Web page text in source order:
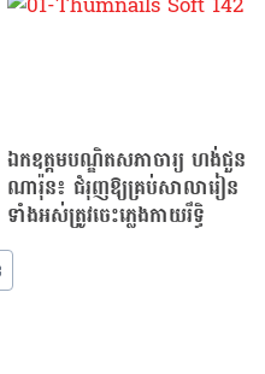
ឯកឧត្តមបណ្ឌិតសភាចារ្យ ហង់ជួន
ណារ៉ុន៖ ជំរុញឱ្យគ្រប់សាលារៀន
ទាំងអស់ត្រូវចេះភ្លេងកាយរឹទ្ធិ